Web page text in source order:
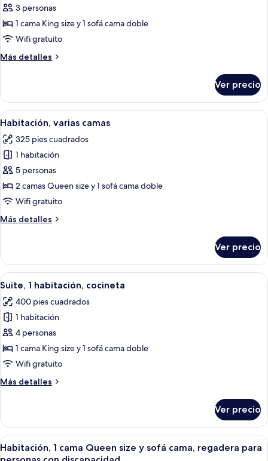
de
Habitación,
1
King
sofá
cama
(High
Floor)
3 personas
1 cama King size y 1 sofá cama doble
Wifi gratuito
Más detalles
Más
1
cama
King
y
sofá
cama
(High
Floor)
Ver precio
Abrir
todas
las
fotos
de
Habitación,
varias
Una habitación de hotel con sofá,
5
Habitación, varias camas
325 pies cuadrados
1 habitación
5 personas
2 camas Queen size y 1 sofá cama doble
Wifi gratuito
Más detalles
Más
varias
camas
Ver precio
Abrir
todas
las
fotos
de
Suite,
1
cocineta
Una cocina moderna con armarios
8
Suite, 1 habitación, cocineta
400 pies cuadrados
1 habitación
4 personas
1 cama King size y 1 sofá cama doble
Wifi gratuito
Más detalles
Más
1
habitación,
cocineta
Ver precio
Abrir
todas
Un baño moderno con inodoro,
9
Habitación, 1 cama Queen size y sofá cama, regadera para